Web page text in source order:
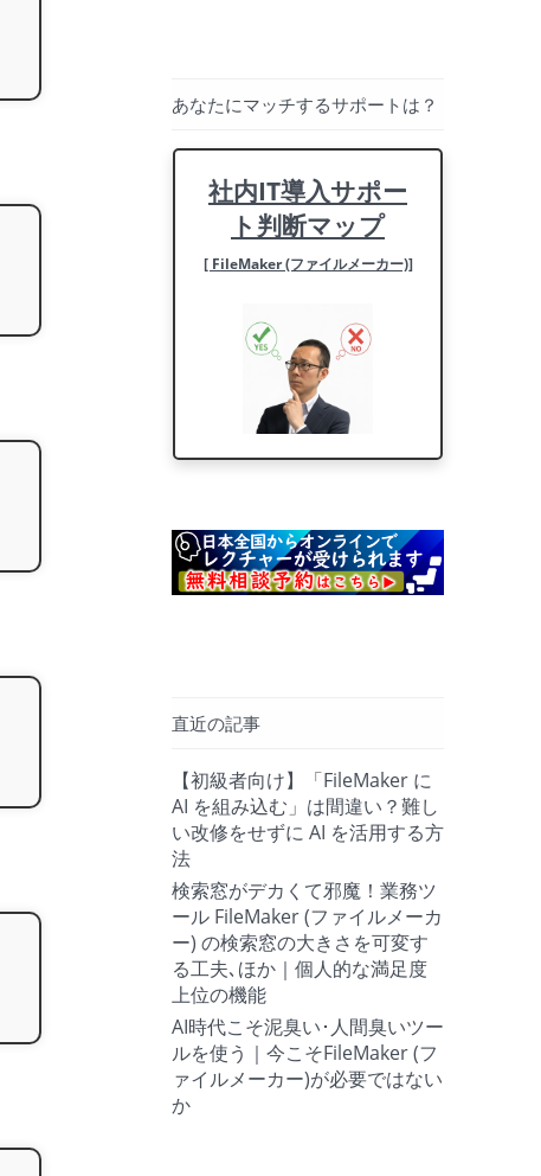
あなたにマッチするサポートは？
社内IT導入サポー
ト判断マップ
[ FileMaker (ファイルメーカー)]
直近の記事
【初級者向け】「FileMaker に
AI を組み込む」は間違い？難し
い改修をせずに AI を活用する方
法
検索窓がデカくて邪魔！業務ツ
ール FileMaker (ファイルメーカ
ー) の検索窓の大きさを可変す
る工夫､ほか｜個人的な満足度
上位の機能
AI時代こそ泥臭い･人間臭いツー
ルを使う｜今こそFileMaker (フ
ァイルメーカー)が必要ではない
か